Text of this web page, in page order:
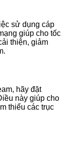
sử dụng cáp
giúp cho tốc
thiện, giảm
hãy đặt
này giúp cho
thiểu các trục